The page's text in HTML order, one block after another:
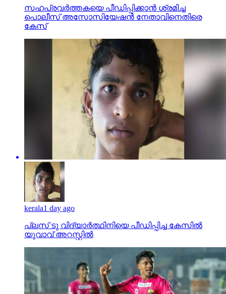
സഹപ്രവര്‍ത്തകയെ പീഡിപ്പിക്കാന്‍ ശ്രമിച്ച
പൊലീസ് അസോസിയേഷന്‍ നേതാവിനെതിരെ
കേസ്
kerala1 day ago
പ്ലസ് ടു വിദ്യാര്‍ത്ഥിനിയെ പീഡിപ്പിച്ച കേസില്‍
യുവാവ് അറസ്റ്റില്‍